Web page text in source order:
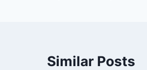
Similar Posts